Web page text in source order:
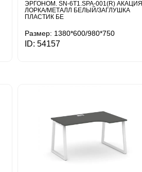
ЭРГОНОМ. SN-6T1.SPA-001(R) АКАЦИЯ
ЛОРКА/МЕТАЛЛ БЕЛЫЙ/ЗАГЛУШКА
ПЛАСТИК БЕ
Размер: 1380*600/980*750
ID: 54157